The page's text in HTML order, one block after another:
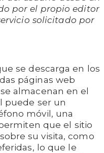
por el propio editor
solicitado por
se descarga en los
páginas web
almacenan en el
puede ser un
móvil, una
que el sitio
su visita, como
lo que le